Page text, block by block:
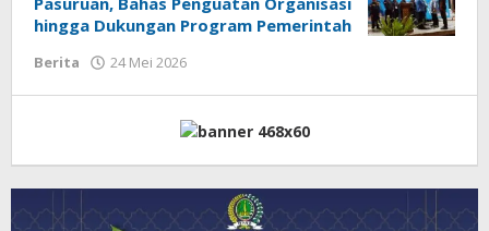
hingga Dukungan Program Pemerintah
Berita 24 Mei 2026